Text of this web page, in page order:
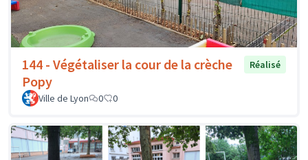
144 - Végétaliser la cour de la crèche
Popy
Réalisé
Ville de Lyon 0 0